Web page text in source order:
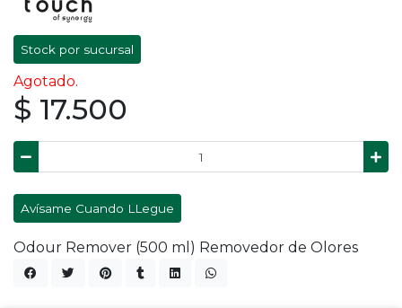
Stock por sucursal
Agotado.
$ 17.500
Avísame Cuando LLegue
Odour Remover (500 ml) Removedor de Olores